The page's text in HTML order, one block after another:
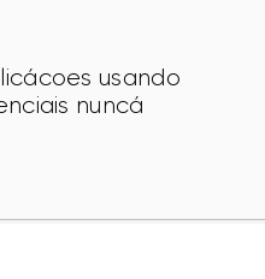
usando
nuncá